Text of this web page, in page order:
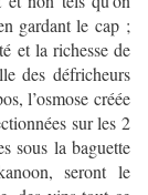
gardant le cap ;
et la richesse de
des défricheurs
l’osmose créée
sur les 2
sous la baguette
seront le